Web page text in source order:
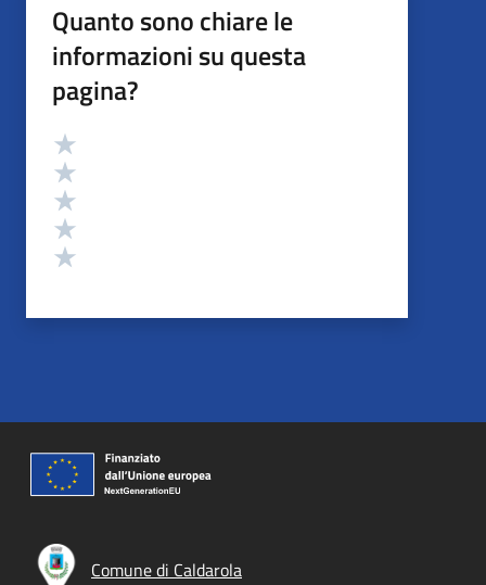
Quanto sono chiare le
informazioni su questa
pagina?
Valutazione
Comune di Caldarola